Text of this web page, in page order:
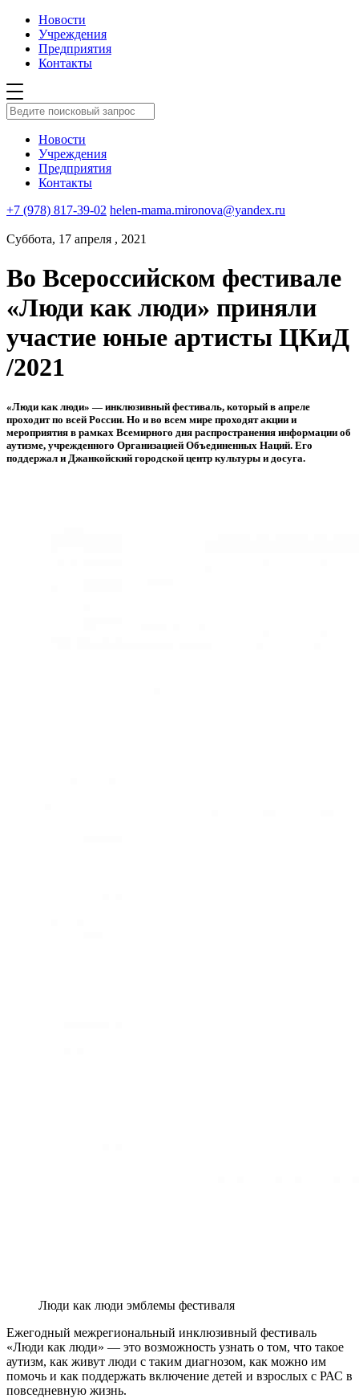
Новости
Учреждения
Предприятия
Контакты
Новости
Учреждения
Предприятия
Контакты
+7 (978) 817-39-02 helen-mama.mironova@yandex.ru
Суббота, 17 апреля , 2021
Во Всероссийском фестивале
«Люди как люди» приняли
участие юные артисты ЦКиД
/2021
«Люди как люди» — инклюзивный фестиваль, который в апреле
проходит по всей России. Но и во всем мире проходят акции и
мероприятия в рамках Всемирного дня распространения информации об
аутизме, учрежденного Организацией Объединенных Наций. Его
поддержал и Джанкойский городской центр культуры и досуга.
Люди как люди эмблемы фестиваля
Ежегодный межрегиональный инклюзивный фестиваль
«Люди как люди» — это возможность узнать о том, что такое
аутизм, как живут люди с таким диагнозом, как можно им
помочь и как поддержать включение детей и взрослых с РАС в
повседневную жизнь.